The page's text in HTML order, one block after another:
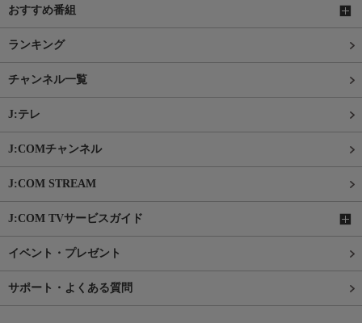
おすすめ番組
ランキング
チャンネル一覧
J:テレ
J:COMチャンネル
J:COM STREAM
J:COM TVサービスガイド
イベント・プレゼント
サポート・よくある質問